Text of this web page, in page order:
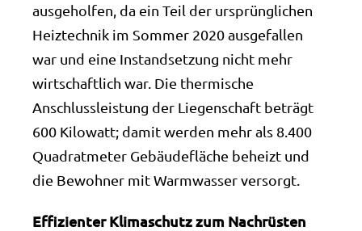
ausgeholfen, da ein Teil der ursprünglichen
Heiztechnik im Sommer 2020 ausgefallen
war und eine Instandsetzung nicht mehr
wirtschaftlich war. Die thermische
Anschlussleistung der Liegenschaft beträgt
600 Kilowatt; damit werden mehr als 8.400
Quadratmeter Gebäudefläche beheizt und
die Bewohner mit Warmwasser versorgt.
Effizienter Klimaschutz zum Nachrüsten